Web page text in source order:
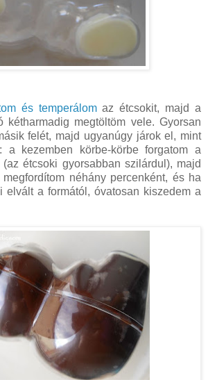
és temperálomaz étcsokit, majd a
kétharmadig megtöltöm vele. Gyorsan
felét, majd ugyanúgy járok el, mint
a kezemben körbe-körbe forgatom a
étcsoki gyorsabban szilárdul), majd
néhány percenként, és ha
elvált a formától, óvatosan kiszedem a